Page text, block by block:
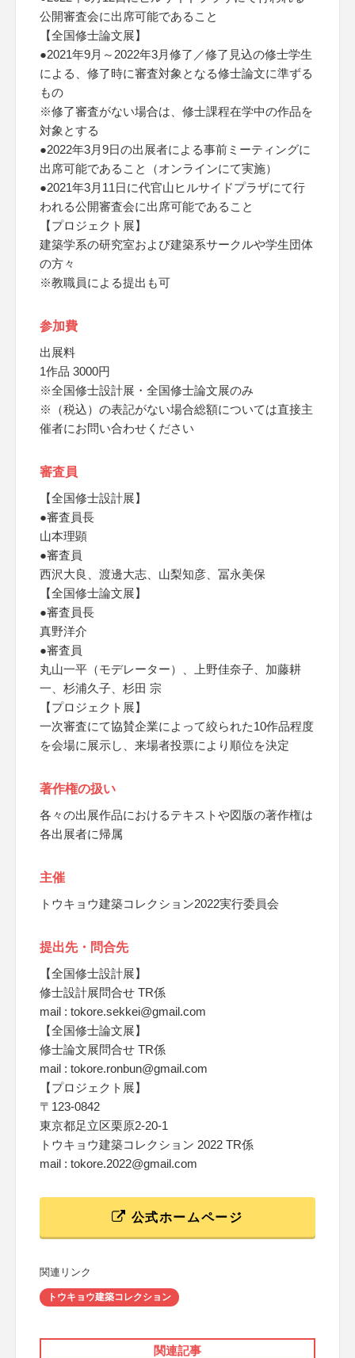
公開審査会に出席可能であること
【全国修士論文展】
●2021年9月～2022年3月修了／修了見込の修士学生
による、修了時に審査対象となる修士論文に準ずる
もの
※修了審査がない場合は、修士課程在学中の作品を
対象とする
●2022年3月9日の出展者による事前ミーティングに
出席可能であること（オンラインにて実施）
●2021年3月11日に代官山ヒルサイドプラザにて行
われる公開審査会に出席可能であること
【プロジェクト展】
建築学系の研究室および建築系サークルや学生団体
の方々
※教職員による提出も可
参加費
出展料
1作品 3000円
※全国修士設計展・全国修士論文展のみ
※（税込）の表記がない場合総額については直接主
催者にお問い合わせください
審査員
【全国修士設計展】
●審査員長
山本理顕
●審査員
西沢大良、渡邊大志、山梨知彦、冨永美保
【全国修士論文展】
●審査員長
真野洋介
●審査員
丸山一平（モデレーター）、上野佳奈子、加藤耕
一、杉浦久子、杉田 宗
【プロジェクト展】
一次審査にて協賛企業によって絞られた10作品程度
を会場に展示し、来場者投票により順位を決定
著作権の扱い
各々の出展作品におけるテキストや図版の著作権は
各出展者に帰属
主催
トウキョウ建築コレクション2022実行委員会
提出先・問合先
【全国修士設計展】
修士設計展問合せ TR係
mail : tokore.sekkei@gmail.com
【全国修士論文展】
修士論文展問合せ TR係
mail : tokore.ronbun@gmail.com
【プロジェクト展】
〒123-0842
東京都足立区栗原2-20-1
トウキョウ建築コレクション 2022 TR係
mail : tokore.2022@gmail.com
公式ホームページ
関連リンク
トウキョウ建築コレクション
関連記事